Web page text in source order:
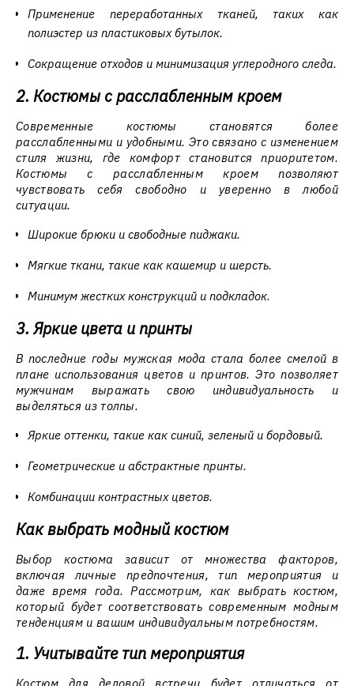
Применение переработанных тканей, таких как
полиэстер из пластиковых бутылок.
Сокращение отходов и минимизация углеродного следа.
2. Костюмы с расслабленным кроем
Современные костюмы становятся более
расслабленными и удобными. Это связано с изменением
стиля жизни, где комфорт становится приоритетом.
Костюмы с расслабленным кроем позволяют
чувствовать себя свободно и уверенно в любой
ситуации.
Широкие брюки и свободные пиджаки.
Мягкие ткани, такие как кашемир и шерсть.
Минимум жестких конструкций и подкладок.
3. Яркие цвета и принты
В последние годы мужская мода стала более смелой в
плане использования цветов и принтов. Это позволяет
мужчинам выражать свою индивидуальность и
выделяться из толпы.
Яркие оттенки, такие как синий, зеленый и бордовый.
Геометрические и абстрактные принты.
Комбинации контрастных цветов.
Как выбрать модный костюм
Выбор костюма зависит от множества факторов,
включая личные предпочтения, тип мероприятия и
даже время года. Рассмотрим, как выбрать костюм,
который будет соответствовать современным модным
тенденциям и вашим индивидуальным потребностям.
1. Учитывайте тип мероприятия